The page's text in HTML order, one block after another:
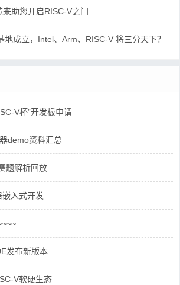
来助您开启RISC-V之门
地成立，Intel、Arm、RISC-V 将三分天下？
V杯”开发板申请
demo资料汇总
题解析回放
入式开发
发布新版本
V软硬生态